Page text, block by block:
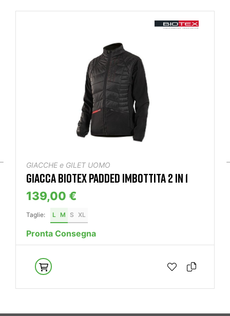
GIACCHE e GILET UOMO
GIACCA BIOTEX PADDED IMBOTTITA 2 IN 1
139,00 €
Taglie: L M S XL
Pronta Consegna